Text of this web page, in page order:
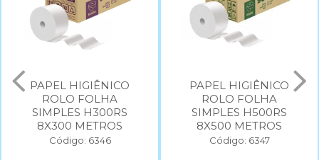
PAPEL HIGIÊNICO
ROLO FOLHA
SIMPLES H300RS
8X300 METROS
Código: 6346
PAPEL HIGIÊNICO
ROLO FOLHA
SIMPLES H500RS
8X500 METROS
Código: 6347